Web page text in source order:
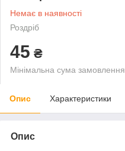
Немає в наявності
Роздріб
45 ₴
Мінімальна сума
Опис Характеристики
Опис